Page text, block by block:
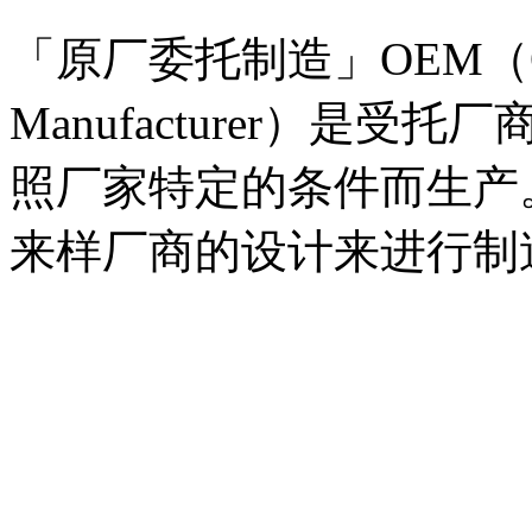
「原厂委托制造」OEM
Manufacturer）是受托厂
照厂家特定的条件而生
来样厂商的设计来进行